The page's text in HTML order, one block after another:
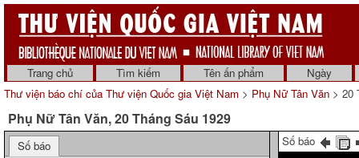
Trang chủ Tìm kiếm Tên ấn phẩm
Ngày
Thư viện báo chí của Thư viện Quốc gia Việt Nam > Phụ Nữ Tân Văn > 20
Phụ Nữ Tân Văn, 20 Tháng Sáu 1929
Số báo Số báo